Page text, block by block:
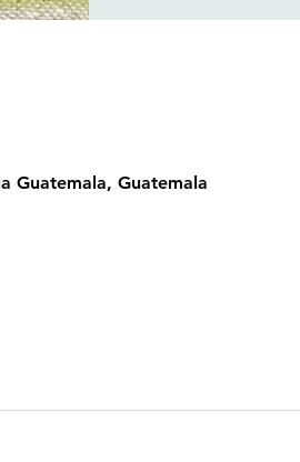
Guatemala, Guatemala